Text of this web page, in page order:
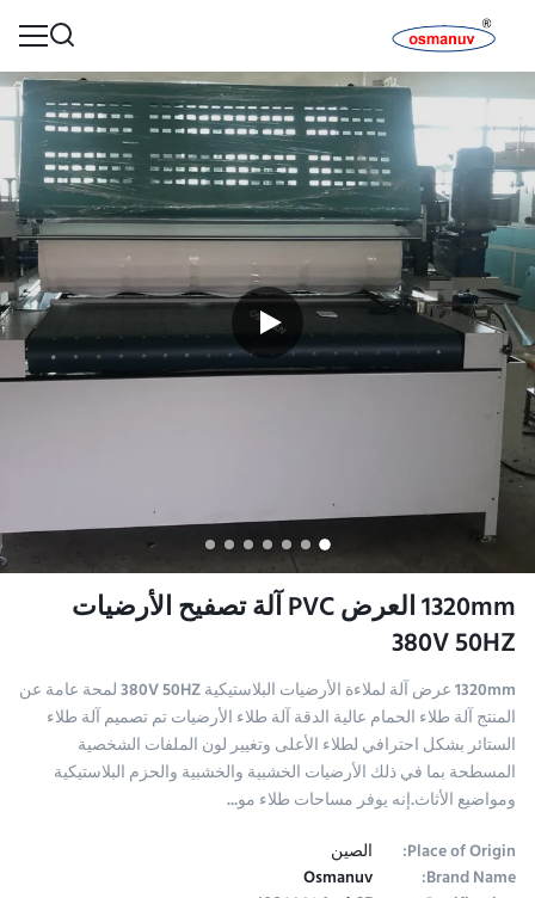
1320mm العرض PVC آلة تصفيح الأرضيات
380V 50HZ
1320mm عرض آلة لملاءة الأرضيات البلاستيكية 380V 50HZ لمحة عامة عن
المنتج آلة طلاء الحمام عالية الدقة آلة طلاء الأرضيات تم تصميم آلة طلاء
الستائر بشكل احترافي لطلاء الأعلى وتغيير لون الملفات الشخصية
المسطحة بما في ذلك الأرضيات الخشبية والخشبية والحزم البلاستيكية
ومواضيع الأثاث.إنه يوفر مساحات طلاء مو...
Place of Origin:
الصين
Brand Name:
Osmanuv